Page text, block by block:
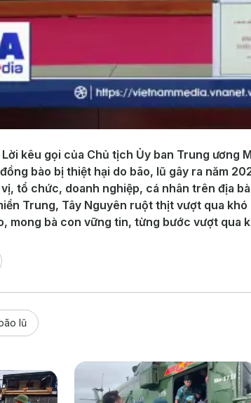
kêu gọi của Chủ tịch Ủy ban Trung ương
bào bị thiệt hại do bão, lũ gây ra năm
tổ chức, doanh nghiệp, cá nhân trên địa
Trung, Tây Nguyên ruột thịt vượt qua
mong bà con vững tin, từng bước vượt qua
lũ